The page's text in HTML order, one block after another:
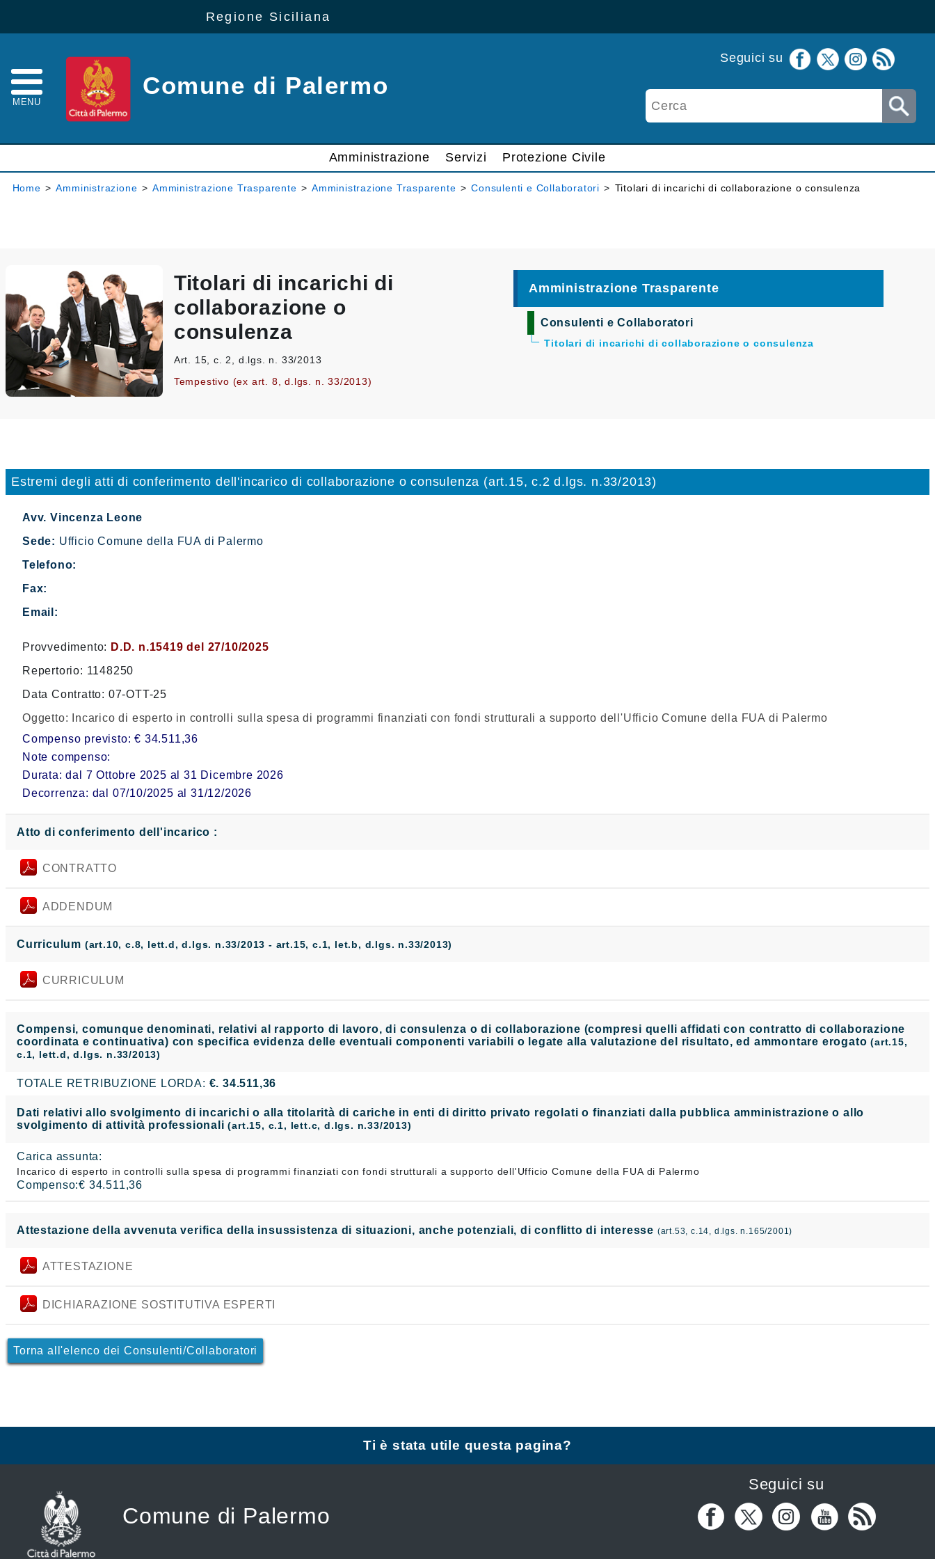
Regione Siciliana
MENU
Comune di Palermo
Seguici su
Amministrazione Servizi Protezione Civile
Home > Amministrazione > Amministrazione Trasparente > Amministrazione Trasparente > Consulenti e Collaboratori > Titolari di incarichi di collaborazione o consulenza
Titolari di incarichi di
collaborazione o
consulenza
Art. 15, c. 2, d.lgs. n. 33/2013
Tempestivo (ex art. 8, d.lgs. n. 33/2013)
Amministrazione Trasparente
Consulenti e Collaboratori
Titolari di incarichi di collaborazione o consulenza
Estremi degli atti di conferimento dell'incarico di collaborazione o consulenza (art.15, c.2 d.lgs. n.33/2013)
Avv. Vincenza Leone
Sede: Ufficio Comune della FUA di Palermo
Telefono:
Fax:
Email:
Provvedimento: D.D. n.15419 del 27/10/2025
Repertorio: 1148250
Data Contratto: 07-OTT-25
Oggetto:
Incarico di esperto in controlli sulla spesa di programmi finanziati con fondi strutturali a supporto dell'Ufficio Comune della FUA di Palermo
Compenso previsto: € 34.511,36
Note compenso:
Durata: dal 7 Ottobre 2025 al 31 Dicembre 2026
Decorrenza: dal 07/10/2025 al 31/12/2026
Atto di conferimento dell'incarico :
CONTRATTO
ADDENDUM
Curriculum (art.10, c.8, lett.d, d.lgs. n.33/2013 - art.15, c.1, let.b, d.lgs. n.33/2013)
CURRICULUM
Compensi, comunque denominati, relativi al rapporto di lavoro, di consulenza o di collaborazione (compresi quelli affidati con contratto di collaborazione
coordinata e continuativa) con specifica evidenza delle eventuali componenti variabili o legate alla valutazione del risultato, ed ammontare erogato(art.15,
c.1, lett.d, d.lgs. n.33/2013)
TOTALE RETRIBUZIONE LORDA: €. 34.511,36
Dati relativi allo svolgimento di incarichi o alla titolarità di cariche in enti di diritto privato regolati o finanziati dalla pubblica amministrazione o allo
svolgimento di attività professionali(art.15, c.1, lett.c, d.lgs. n.33/2013)
Carica assunta:
Incarico di esperto in controlli sulla spesa di programmi finanziati con fondi strutturali a supporto dell'Ufficio Comune della FUA di Palermo
Compenso:€ 34.511,36
Attestazione della avvenuta verifica della insussistenza di situazioni, anche potenziali, di conflitto di interesse (art.53, c.14, d.lgs. n.165/2001)
ATTESTAZIONE
DICHIARAZIONE SOSTITUTIVA ESPERTI
Torna all'elenco dei Consulenti/Collaboratori
Ti è stata utile questa pagina?
Comune di Palermo
Seguici su